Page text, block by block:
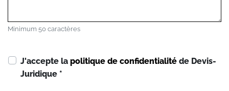
Minimum 50 caractères
J'accepte la politique de confidentialité de Devis-
Juridique *